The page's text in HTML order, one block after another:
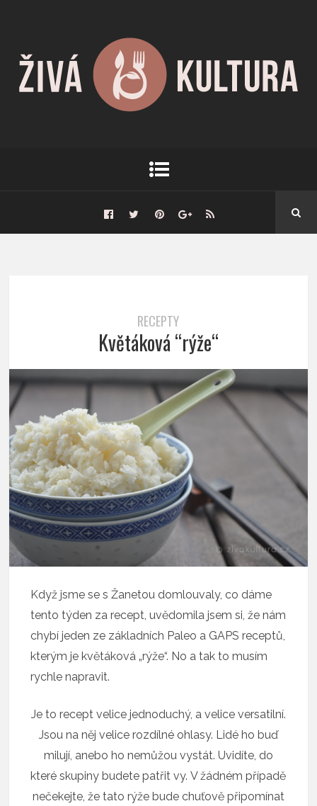
RECEPTY
Květáková “rýže“
Když jsme se s Žanetou domlouvaly, co dáme
tento týden za recept, uvědomila jsem si, že nám
chybí jeden ze základních Paleo a GAPS receptů,
kterým je květáková „rýže“. No a tak to musím
rychle napravit.
Je to recept velice jednoduchý, a velice versatilní.
Jsou na něj velice rozdílné ohlasy. Lidé ho buď
milují, anebo ho nemůžou vystát. Uvidíte, do
které skupiny budete patřit vy. V žádném případě
nečekejte, že tato rýže bude chuťově připomínat